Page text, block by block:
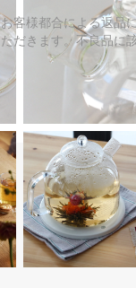
お客様都合による返品
ただきます。不良品に